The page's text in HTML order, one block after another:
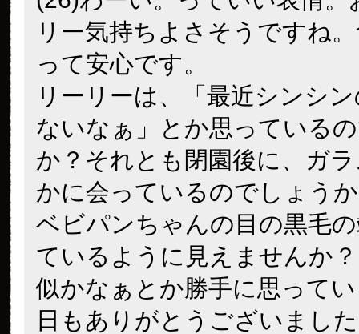
リー気持ちよさそうですね
って安心です。
リーリーは、「最近シンシ
ないなぁ」とか思っている
か？それとも閉園後に、ガ
かに会っているのでしょう
ベビパンちゃんの目の黒毛
ているように見えませんか
似かなぁとか勝手に思って
日もありがとうございまし